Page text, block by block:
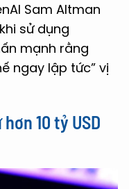
Sam Altman
sử dụng
mạnh rằng
ngay lập tức” vị
10 tỷ USD